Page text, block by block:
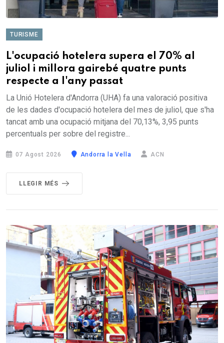
TURISME
L'ocupació hotelera supera el 70% al
juliol i millora gairebé quatre punts
respecte a l'any passat
La Unió Hotelera d'Andorra (UHA) fa una valoració positiva
de les dades d'ocupació hotelera del mes de juliol, que s'ha
tancat amb una ocupació mitjana del 70,13%, 3,95 punts
percentuals per sobre del registre...
07 Agost 2026 Andorra la Vella ACN
LLEGIR MÉS